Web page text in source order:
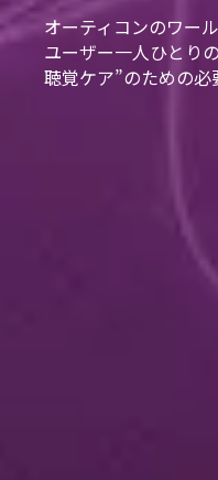
オーティコンのワー
ユーザー一人ひとり
聴覚ケア”のための必